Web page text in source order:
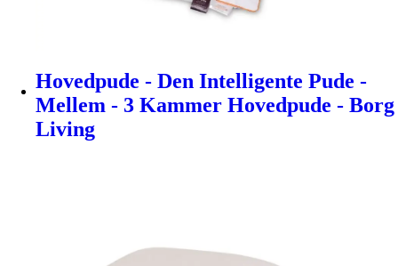
Hovedpude - Den Intelligente Pude -
Mellem - 3 Kammer Hovedpude - Borg
Living